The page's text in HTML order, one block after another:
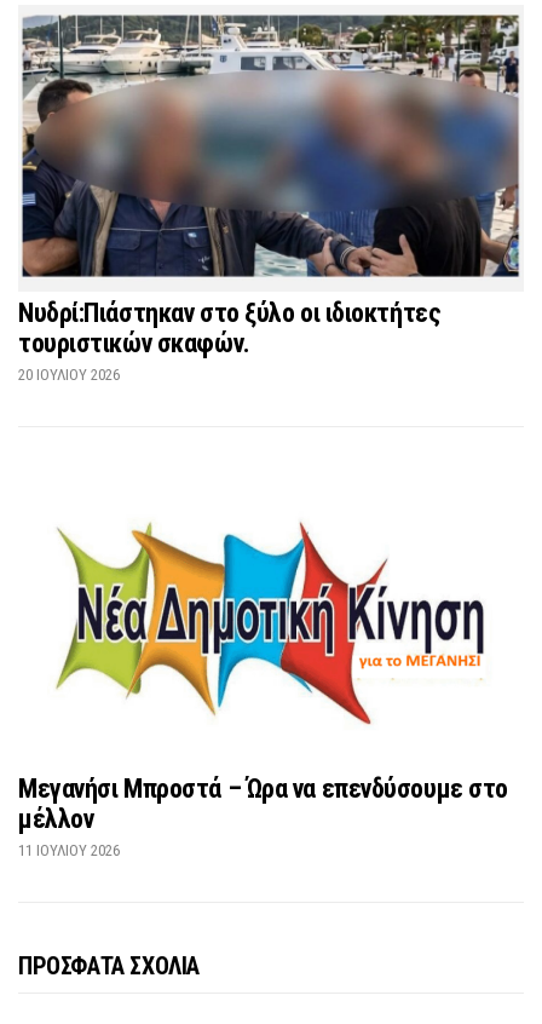
Νυδρί:Πιάστηκαν στο ξύλο οι ιδιοκτήτες
τουριστικών σκαφών.
20 ΙΟΥΛΊΟΥ 2026
Μεγανήσι Μπροστά – Ώρα να επενδύσουμε στο
μέλλον
11 ΙΟΥΛΊΟΥ 2026
ΠΡΟΣΦΑΤΑ ΣΧΟΛΙΑ